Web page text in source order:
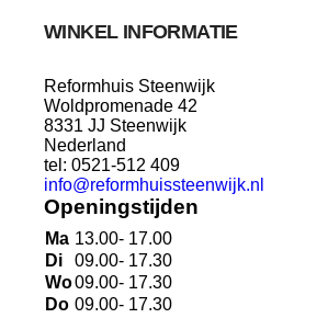
WINKEL INFORMATIE
Reformhuis Steenwijk
Woldpromenade 42
8331 JJ Steenwijk
Nederland
tel: 0521-512 409
info@reformhuissteenwijk.nl
Openingstijden
Ma 13.00- 17.00
Di
09.00- 17.30
Wo09.00- 17.30
Do 09.00- 17.30